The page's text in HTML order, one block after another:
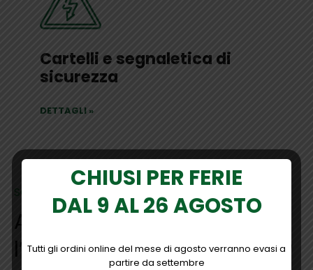
Cartelli e segnaletica di
sicurezza
DETTAGLI »
SOLUZIONI PER IL TUO LAVORO
A cosa serve
l’abbigliamento da lavoro?
CHIUSI PER FERIE
DAL 9 AL 26 AGOSTO
Tutti gli ordini online del mese di agosto verranno evasi a
partire da settembre